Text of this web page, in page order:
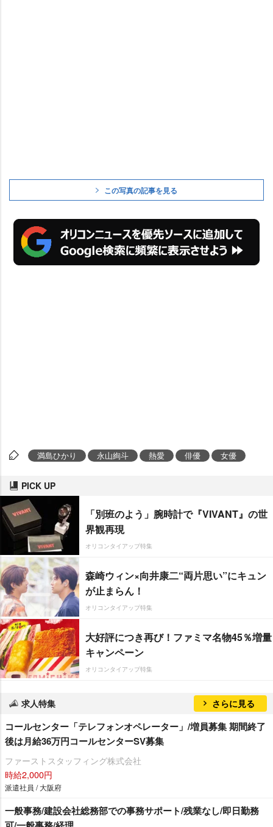
この写真の記事を見る
満島ひかり 永山絢斗 熱愛 俳優 女優
PICK UP
「別班のよう」腕時計で『VIVANT』の世
界観再現
オリコンタイアップ特集
森崎ウィン×向井康二“両片思い”にキュン
が止まらん！
オリコンタイアップ特集
大好評につき再び！ファミマ名物45％増量
キャンペーン
オリコンタイアップ特集
求人特集 さらに見る
コールセンター「テレフォンオペレーター」/増員募集 期間終了
後は月給36万円コールセンターSV募集
ファーストスタッフィング株式会社
時給2,000円
派遣社員 / 大阪府
一般事務/建設会社総務部での事務サポート/残業なし/即日勤務